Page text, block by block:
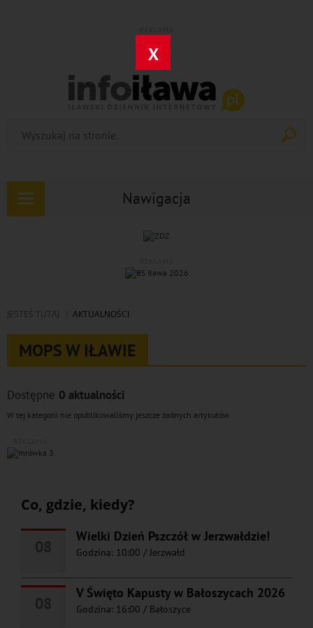
X
Nawigacja
Rozwiń
JESTEŚ TUTAJ AKTUALNOŚCI
MOPS W IŁAWIE
Dostępne 0 aktualności
W tej kategorii nie opublikowaliśmy jeszcze żadnych artykułów.
Co, gdzie, kiedy?
Wielki Dzień Pszczół w Jerzwałdzie!
Godzina: 10:00 / Jerzwałd
V Święto Kapusty w Bałoszycach 2026
Godzina: 16:00 / Bałoszyce